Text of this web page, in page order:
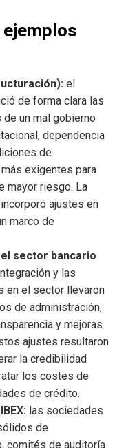
el
de forma clara las
un mal gobierno
dependencia
de
exigentes para
mayor riesgo. La
ajustes en
marco de
sector bancario
y las
en el sector llevaron
de administración,
y mejoras
ajustes resultaron
la credibilidad
los costes de
de crédito.
las sociedades
de
comités de auditoría